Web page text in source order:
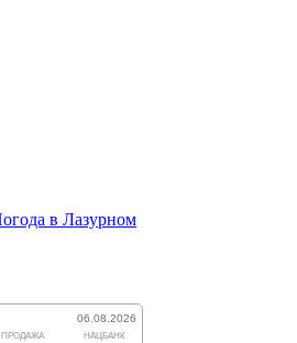
в Лазурном